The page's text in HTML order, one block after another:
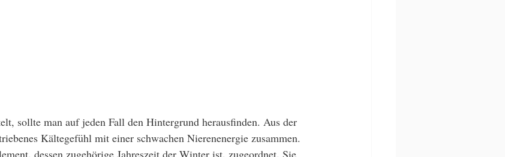
sollte man auf jeden Fall den Hintergrund herausfinden. Aus der
Kältegefühl mit einer schwachen Nierenenergie zusammen.
dessen zugehörige Jahreszeit der Winter ist, zugeordnet. Sie